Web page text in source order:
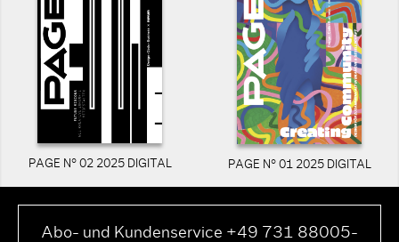
PAGE N° 02 2025 DIGITAL PAGE N° 01 2025 DIGITAL
Abo- und Kundenservice +49 731 88005-